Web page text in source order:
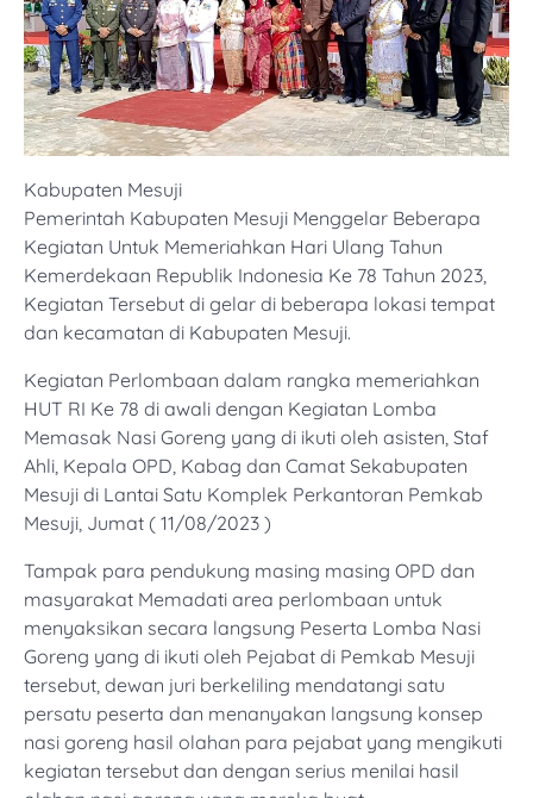
Kabupaten Mesuji
Pemerintah Kabupaten Mesuji Menggelar Beberapa
Kegiatan Untuk Memeriahkan Hari Ulang Tahun
Kemerdekaan Republik Indonesia Ke 78 Tahun 2023,
Kegiatan Tersebut di gelar di beberapa lokasi tempat
dan kecamatan di Kabupaten Mesuji.
Kegiatan Perlombaan dalam rangka memeriahkan
HUT RI Ke 78 di awali dengan Kegiatan Lomba
Memasak Nasi Goreng yang di ikuti oleh asisten, Staf
Ahli, Kepala OPD, Kabag dan Camat Sekabupaten
Mesuji di Lantai Satu Komplek Perkantoran Pemkab
Mesuji, Jumat ( 11/08/2023 )
Tampak para pendukung masing masing OPD dan
masyarakat Memadati area perlombaan untuk
menyaksikan secara langsung Peserta Lomba Nasi
Goreng yang di ikuti oleh Pejabat di Pemkab Mesuji
tersebut, dewan juri berkeliling mendatangi satu
persatu peserta dan menanyakan langsung konsep
nasi goreng hasil olahan para pejabat yang mengikuti
kegiatan tersebut dan dengan serius menilai hasil